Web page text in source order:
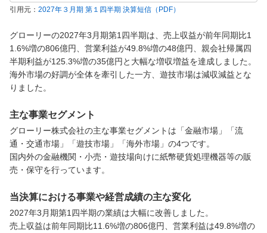
引用元： 2027年３月期 第１四半期 決算短信 （PDF）
グローリーの2027年3月期第1四半期は、売上収益が前年同期比1
1.6%増の806億円、営業利益が49.8%増の48億円、親会社帰属四
半期利益が125.3%増の35億円と大幅な増収増益を達成しました。
海外市場の好調が全体を牽引した一方、遊技市場は減収減益とな
りました。
主な事業セグメント
グローリー株式会社の主な事業セグメントは「金融市場」「流
通・交通市場」「遊技市場」「海外市場」の4つです。
国内外の金融機関・小売・遊技場向けに紙幣硬貨処理機器等の販
売・保守を行っています。
当決算における事業や経営成績の主な変化
2027年3月期第1四半期の業績は大幅に改善しました。
売上収益は前年同期比11.6%増の806億円、営業利益は49.8%増の